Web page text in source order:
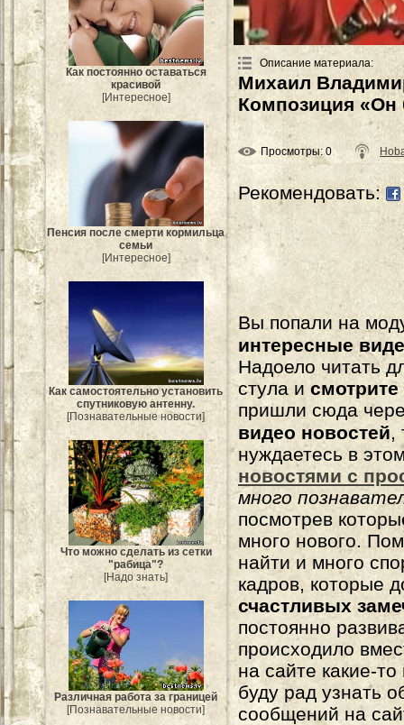
Как постоянно оставаться
красивой
[Интересное]
Пенсия после смерти кормильца
семьи
[Интересное]
Как самостоятельно установить
спутниковую антенну.
[Познавательные новости]
Что можно сделать из сетки
"рабица"?
[Надо знать]
Различная работа за границей
[Познавательные новости]
Описание материала:
Михаил
Композиция «Он
Просмотры: 0
Рекомендовать:
Вы попали на
интересные
Надоело читать
стула и
пришли сюда
видео новостей,
нуждаетесь в
новостями с
много
посмотрев
много нового.
найти и много
кадров, которые
счастливых
постоянно
происходило
на сайте какие-
буду рад узнать
сообщений на